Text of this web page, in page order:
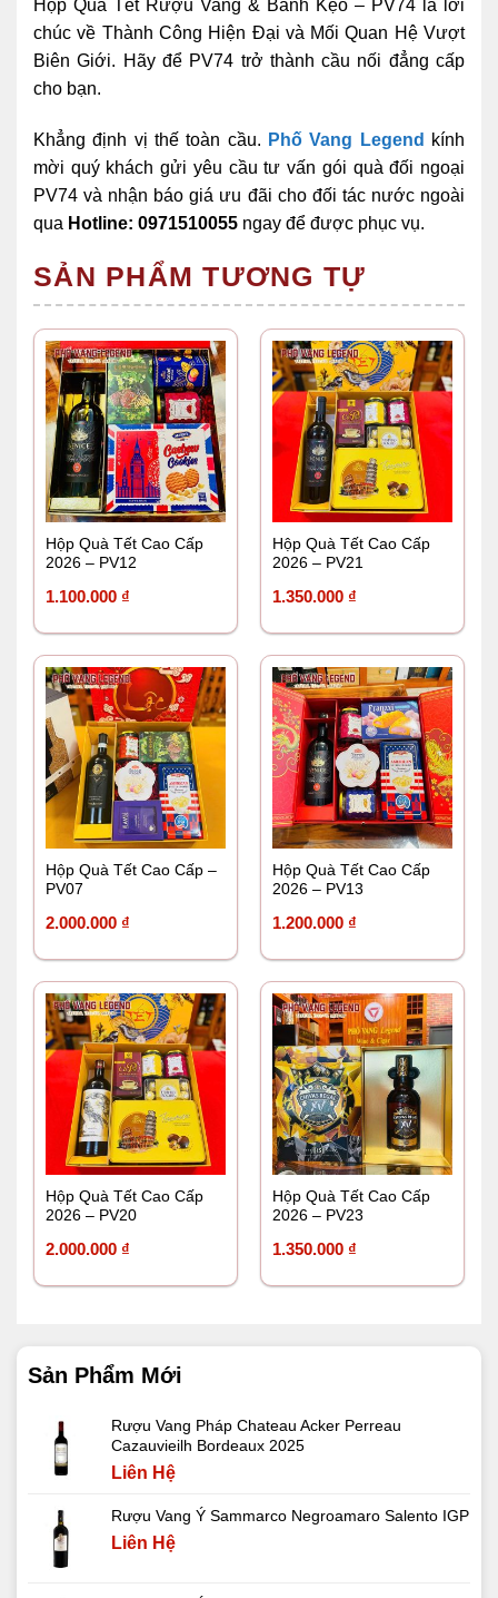
Sản Phẩm Mới
Rượu Vang Pháp Chateau Acker Perreau
Cazauvieilh Bordeaux 2025
Liên Hệ
Rượu Vang Ý Sammarco Negroamaro Salento IGP
Liên Hệ
Hộp Quà Tết Rượu Vang & Bánh Kẹo – PV74 là lời
chúc về Thành Công Hiện Đại và Mối Quan Hệ Vượt
Biên Giới. Hãy để PV74 trở thành cầu nối đẳng cấp
cho bạn.
Khẳng định vị thế toàn cầu. Phố Vang Legend
kính
mời quý khách gửi yêu cầu tư vấn gói quà đối ngoại
PV74 và nhận báo giá ưu đãi cho đối tác nước ngoài
qua Hotline: 0971510055 ngay để được phục vụ.
SẢN PHẨM TƯƠNG TỰ
Hộp Quà Tết Cao Cấp
2026 – PV12
1.100.000 ₫
Hộp Quà Tết Cao Cấp
2026 – PV21
1.350.000 ₫
Hộp Quà Tết Cao Cấp –
PV07
2.000.000 ₫
Hộp Quà Tết Cao Cấp
2026 – PV13
1.200.000 ₫
Hộp Quà Tết Cao Cấp
2026 – PV20
2.000.000 ₫
Hộp Quà Tết Cao Cấp
2026 – PV23
1.350.000 ₫